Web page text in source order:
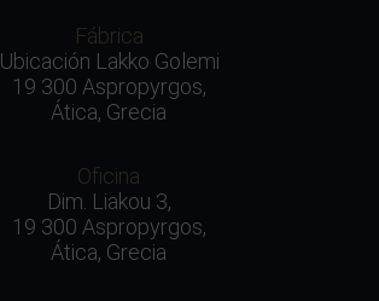
Fábrica
Ubicación Lakko Golemi
19 300 Aspropyrgos,
Ática, Grecia
Oficina
Dim. Liakou 3,
19 300 Aspropyrgos,
Ática, Grecia